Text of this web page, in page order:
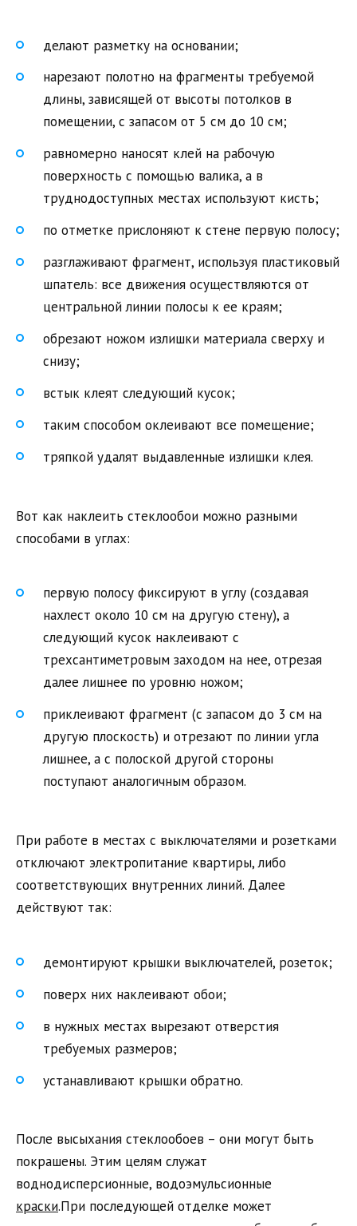
делают разметку на основании;
нарезают полотно на фрагменты требуемой
длины, зависящей от высоты потолков в
помещении, с запасом от 5 см до 10 см;
равномерно наносят клей на рабочую
поверхность с помощью валика, а в
труднодоступных местах используют кисть;
по отметке прислоняют к стене первую полосу;
разглаживают фрагмент, используя пластиковый
шпатель: все движения осуществляются от
центральной линии полосы к ее краям;
обрезают ножом излишки материала сверху и
снизу;
встык клеят следующий кусок;
таким способом оклеивают все помещение;
тряпкой удалят выдавленные излишки клея.
Вот как наклеить стеклообои можно разными
способами в углах:
первую полосу фиксируют в углу (создавая
нахлест около 10 см на другую стену), а
следующий кусок наклеивают с
трехсантиметровым заходом на нее, отрезая
далее лишнее по уровню ножом;
приклеивают фрагмент (с запасом до 3 см на
другую плоскость) и отрезают по линии угла
лишнее, а с полоской другой стороны
поступают аналогичным образом.
При работе в местах с выключателями и розетками
отключают электропитание квартиры, либо
соответствующих внутренних линий. Далее
действуют так:
демонтируют крышки выключателей, розеток;
поверх них наклеивают обои;
в нужных местах вырезают отверстия
требуемых размеров;
устанавливают крышки обратно.
После высыхания стеклообоев – они могут быть
покрашены. Этим целям служат
воднодисперсионные, водоэмульсионные
краски.При последующей отделке может